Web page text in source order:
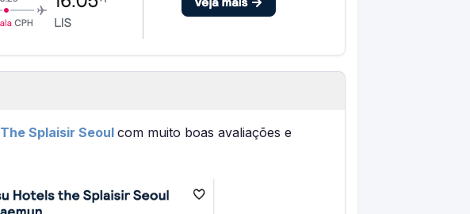
The Splaisir Seoul com muito boas avaliações e